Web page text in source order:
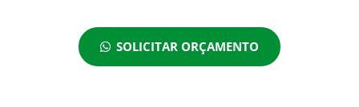
SOLICITAR ORÇAMENTO